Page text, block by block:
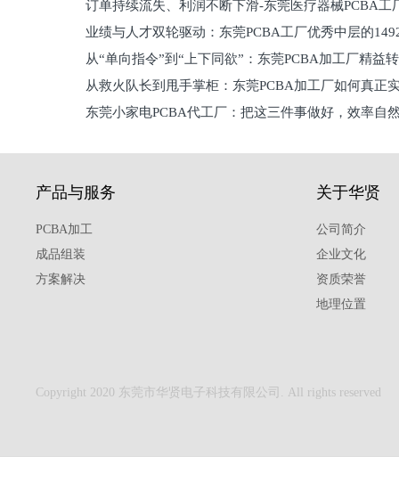
维锁客法则
订单持续流失、利润不断下滑-东莞医疗器械PCBA工
理死穴必须堵住
业绩与人才双轮驱动：东莞PCBA工厂优秀中层的
从“单向指令”到“上下同欲”：东莞PCBA加工厂精益
关键从救火队长到甩手掌柜：东莞PCBA加工厂如何真正
东莞小家电PCBA代工厂：把这三件事做好，效率自
产品与服务
PCBA加工
成品组装
方案解决
关于华贤
公司简介
企业文化
资质荣誉
地理位置
Copyright 2020 东莞市华贤电子科技有限公司. All rights reserved